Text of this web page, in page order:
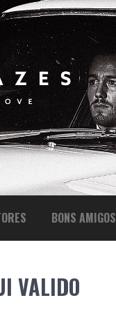
BONS AMIGOS
VALIDO